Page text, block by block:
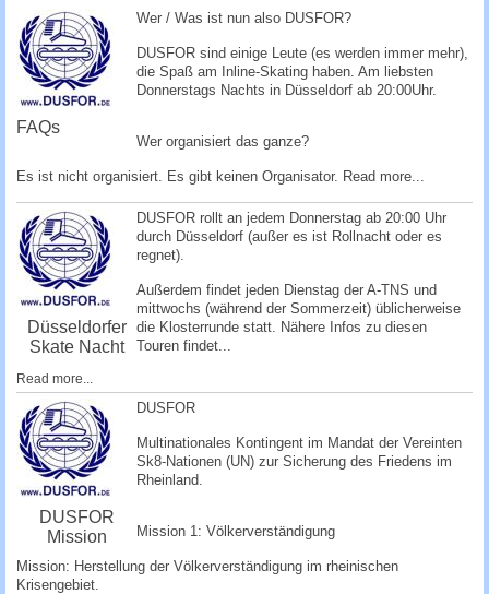
FAQs
Wer / Was ist nun also DUSFOR?
DUSFOR sind einige Leute (es werden immer mehr),
die Spaß am Inline-Skating haben. Am liebsten
Donnerstags Nachts in Düsseldorf ab 20:00Uhr.
Wer organisiert das ganze?
Es ist nicht organisiert. Es gibt keinen Organisator. Read more...
Düsseldorfer
Skate Nacht
DUSFOR rollt an jedem Donnerstag ab 20:00 Uhr
durch Düsseldorf (außer es ist Rollnacht oder es
regnet).
Außerdem findet jeden Dienstag der A-TNS und
mittwochs (während der Sommerzeit) üblicherweise
die Klosterrunde statt. Nähere Infos zu diesen
Touren findet...
Read more...
DUSFOR
Mission
DUSFOR
Multinationales Kontingent im Mandat der Vereinten
Sk8-Nationen (UN) zur Sicherung des Friedens im
Rheinland.
Mission 1: Völkerverständigung
Mission: Herstellung der Völkerverständigung im rheinischen
Krisengebiet.